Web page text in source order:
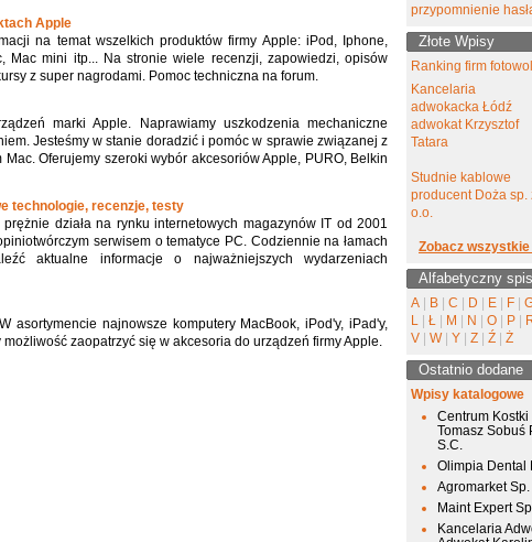
Apple
na temat wszelkich produktów firmy Apple: iPod, Iphone,
Mac mini itp... Na stronie wiele recenzji, zapowiedzi, opisów
z super nagrodami. Pomoc techniczna na forum.
marki Apple. Naprawiamy uszkodzenia mechaniczne
Jesteśmy w stanie doradzić i pomóc w sprawie związanej z
Oferujemy szeroki wybór akcesoriów Apple, PURO, Belkin
technologie, recenzje, testy
działa na rynku internetowych magazynów IT od 2001
serwisem o tematyce PC. Codziennie na łamach
aktualne informacje o najważniejszych wydarzeniach
asortymencie najnowsze komputery MacBook, iPod'y, iPad'y,
zaopatrzyć się w akcesoria do urządzeń firmy Apple.
przypomnienie
Złote Wpisy
Ranking firm
Kancelaria
adwokacka Łódź
adwokat Krzysztof
Tatara
Studnie kablowe
producent Doża sp.
o.o.
Zobacz wszystkie
Alfabetyczny
A B C D E F
L
Ł M N O P
V
W Y Z Ź Ż
Ostatnio dodane
Wpisy katalogowe
Centrum Kostki
Tomasz Sobuś
S.C.
Olimpia Dental
Agromarket
Maint Expert
Kancelaria